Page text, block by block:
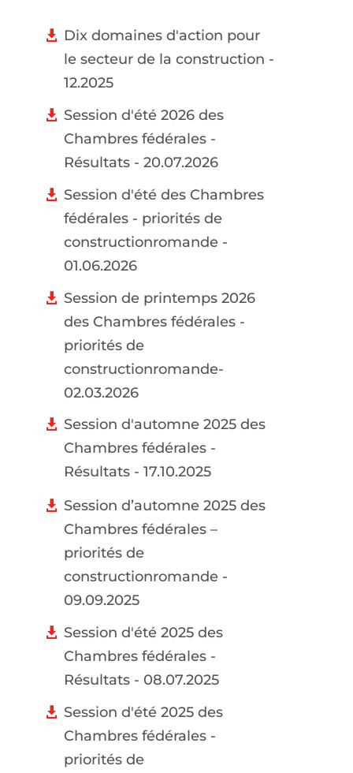
Dix domaines d'action pour
le secteur de la construction -
12.2025
Session d'été 2026 des
Chambres fédérales -
Résultats - 20.07.2026
Session d'été des Chambres
fédérales - priorités de
constructionromande -
01.06.2026
Session de printemps 2026
des Chambres fédérales -
priorités de
constructionromande-
02.03.2026
Session d'automne 2025 des
Chambres fédérales -
Résultats - 17.10.2025
Session d’automne 2025 des
Chambres fédérales –
priorités de
constructionromande -
09.09.2025
Session d'été 2025 des
Chambres fédérales -
Résultats - 08.07.2025
Session d'été 2025 des
Chambres fédérales -
priorités de